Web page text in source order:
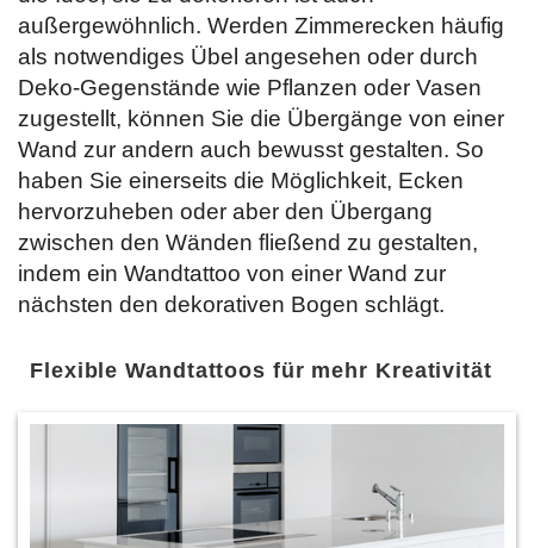
außergewöhnlich. Werden Zimmerecken häufig
als notwendiges Übel angesehen oder durch
Deko-Gegenstände wie Pflanzen oder Vasen
zugestellt, können Sie die Übergänge von einer
Wand zur andern auch bewusst gestalten. So
haben Sie einerseits die Möglichkeit, Ecken
hervorzuheben oder aber den Übergang
zwischen den Wänden fließend zu gestalten,
indem ein Wandtattoo von einer Wand zur
nächsten den dekorativen Bogen schlägt.
Flexible Wandtattoos für mehr Kreativität